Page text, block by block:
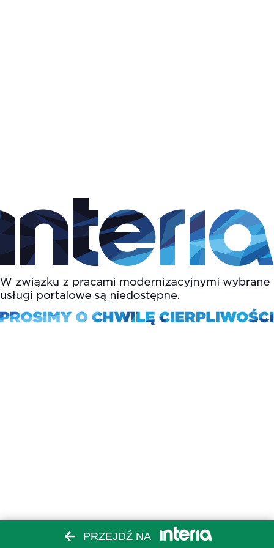
PRZEJDŹ NA